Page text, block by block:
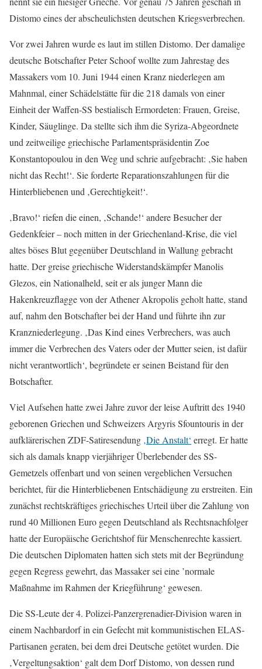
Distomo eines der abscheulichsten deutschen Kriegsverbrechen.
Vor zwei Jahren wurde es laut im stillen Distomo. Der damalige
deutsche Botschafter Peter Schoof wollte zum Jahrestag des
Massakers vom 10. Juni 1944 einen Kranz niederlegen am
Mahnmal, einer Schädelstätte für die 218 damals von einer
Einheit der Waffen-SS bestialisch Ermordeten: Frauen, Greise,
Kinder, Säuglinge. Da stellte sich ihm die Syriza-Abgeordnete
und zeitweilige griechische Parlamentspräsidentin Zoe
Konstantopoulou in den Weg und schrie aufgebracht: ‚Sie haben
nicht das Recht!‘. Sie forderte Reparationszahlungen für die
Hinterbliebenen und ‚Gerechtigkeit!‘.
‚Bravo!‘ riefen die einen, ‚Schande!‘ andere Besucher der
Gedenkfeier – noch mitten in der Griechenland-Krise, die viel
altes böses Blut gegenüber Deutschland in Wallung gebracht
hatte. Der greise griechische Widerstandskämpfer Manolis
Glezos, ein Nationalheld, seit er als junger Mann die
Hakenkreuzflagge von der Athener Akropolis geholt hatte, stand
auf, nahm den Botschafter bei der Hand und führte ihn zur
Kranzniederlegung. ‚Das Kind eines Verbrechers, was auch
immer die Verbrechen des Vaters oder der Mutter seien, ist dafür
nicht verantwortlich‘, begründete er seinen Beistand für den
Botschafter.
Viel Aufsehen hatte zwei Jahre zuvor der leise Auftritt des 1940
geborenen Griechen und Schweizers Argyris Sfountouris in der
aufklärerischen ZDF-Satiresendung ‚Die Anstalt‘ erregt. Er hatte
sich als damals knapp vierjähriger Überlebender des SS-
Gemetzels offenbart und von seinen vergeblichen Versuchen
berichtet, für die Hinterbliebenen Entschädigung zu erstreiten. Ein
zunächst rechtskräftiges griechisches Urteil über die Zahlung von
rund 40 Millionen Euro gegen Deutschland als Rechtsnachfolger
hatte der Europäische Gerichtshof für Menschenrechte kassiert.
Die deutschen Diplomaten hatten sich stets mit der Begründung
gegen Regress gewehrt, das Massaker sei eine ’normale
Maßnahme im Rahmen der Kriegführung‘ gewesen.
Die SS-Leute der 4. Polizei-Panzergrenadier-Division waren in
einem Nachbardorf in ein Gefecht mit kommunistischen ELAS-
Partisanen geraten, bei dem drei Deutsche getötet wurden. Die
‚Vergeltungsaktion‘ galt dem Dorf Distomo, von dessen rund